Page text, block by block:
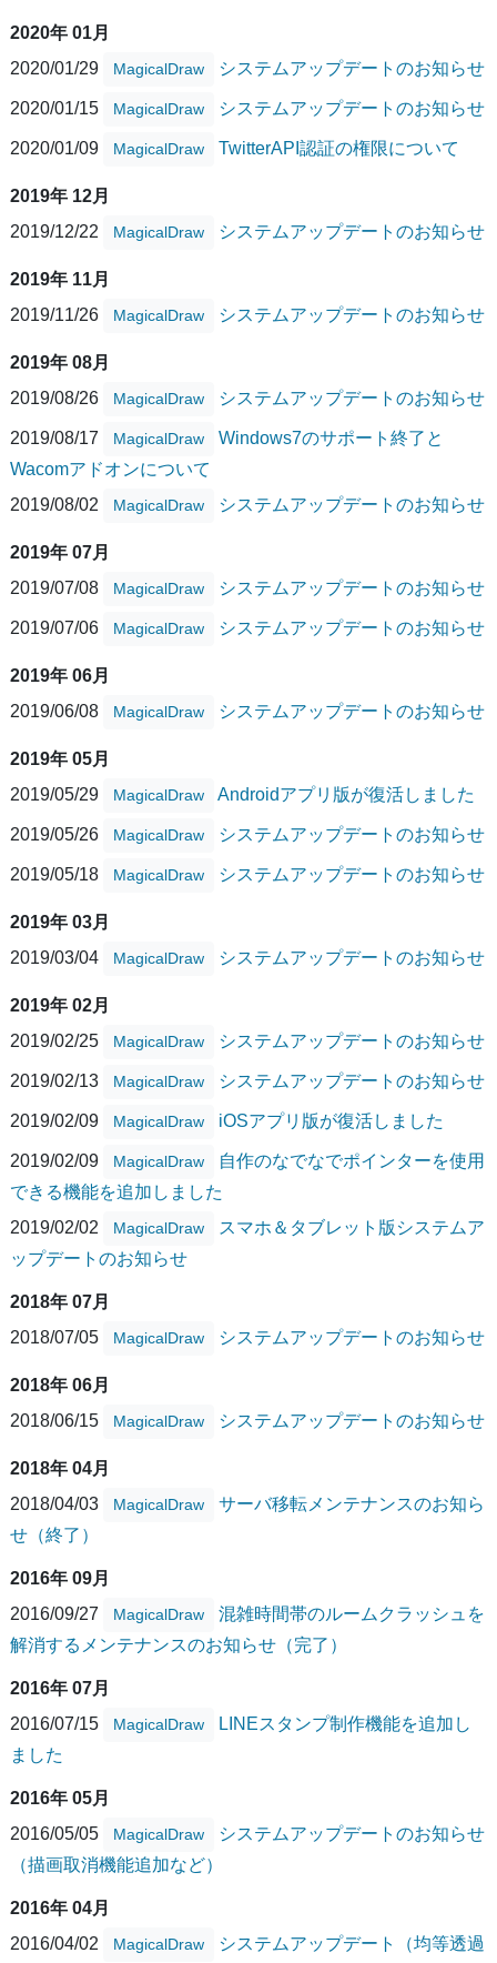
2020年 01月
2020/01/29
MagicalDraw システムアップデートのお知らせ
2020/01/15 MagicalDraw システムアップデートのお知らせ
2020/01/09 MagicalDraw TwitterAPI認証の権限について
2019年 12月
2019/12/22
MagicalDraw システムアップデートのお知らせ
2019年 11月
2019/11/26
MagicalDraw システムアップデートのお知らせ
2019年 08月
2019/08/26
MagicalDraw システムアップデートのお知らせ
2019/08/17 MagicalDraw
Windows7のサポート終了と
Wacomアドオンについて
2019/08/02
MagicalDraw システムアップデートのお知らせ
2019年 07月
2019/07/08
MagicalDraw システムアップデートのお知らせ
2019/07/06 MagicalDraw システムアップデートのお知らせ
2019年 06月
2019/06/08
MagicalDraw システムアップデートのお知らせ
2019年 05月
2019/05/29
MagicalDraw Androidアプリ版が復活しました
2019/05/26 MagicalDraw システムアップデートのお知らせ
2019/05/18 MagicalDraw システムアップデートのお知らせ
2019年 03月
2019/03/04
MagicalDraw システムアップデートのお知らせ
2019年 02月
2019/02/25
MagicalDraw システムアップデートのお知らせ
2019/02/13 MagicalDraw システムアップデートのお知らせ
2019/02/09 MagicalDraw iOSアプリ版が復活しました
2019/02/09 MagicalDraw
自作のなでなでポインターを使用
できる機能を追加しました
2019/02/02
MagicalDraw
スマホ＆タブレット版システムア
ップデートのお知らせ
2018年 07月
2018/07/05
MagicalDraw システムアップデートのお知らせ
2018年 06月
2018/06/15
MagicalDraw システムアップデートのお知らせ
2018年 04月
2018/04/03
MagicalDraw
サーバ移転メンテナンスのお知ら
せ（終了）
2016年 09月
2016/09/27
MagicalDraw
混雑時間帯のルームクラッシュを
解消するメンテナンスのお知らせ（完了）
2016年 07月
2016/07/15
MagicalDraw
LINEスタンプ制作機能を追加し
ました
2016年 05月
2016/05/05
MagicalDraw
システムアップデートのお知らせ
（描画取消機能追加など）
2016年 04月
2016/04/02
MagicalDraw
システムアップデート（均等透過